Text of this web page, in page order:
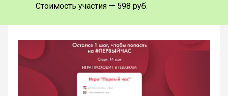
Стоимость участия — 598 руб.